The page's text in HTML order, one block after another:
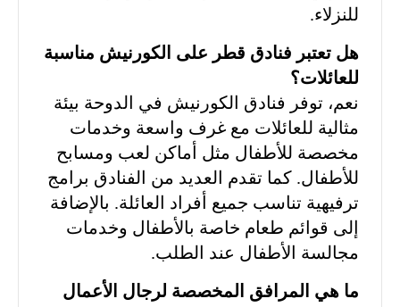
للنزلاء.
هل تعتبر فنادق قطر على الكورنيش مناسبة
للعائلات؟
نعم، توفر فنادق الكورنيش في الدوحة بيئة
مثالية للعائلات مع غرف واسعة وخدمات
مخصصة للأطفال مثل أماكن لعب ومسابح
للأطفال. كما تقدم العديد من الفنادق برامج
ترفيهية تناسب جميع أفراد العائلة. بالإضافة
إلى قوائم طعام خاصة بالأطفال وخدمات
مجالسة الأطفال عند الطلب.
ما هي المرافق المخصصة لرجال الأعمال